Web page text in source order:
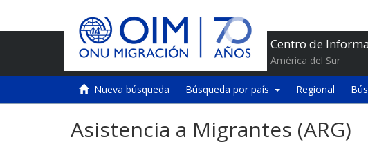
Centro de
América del Sur
Nueva búsqueda Búsqueda por país Regional
Asistencia a Migrantes (ARG)